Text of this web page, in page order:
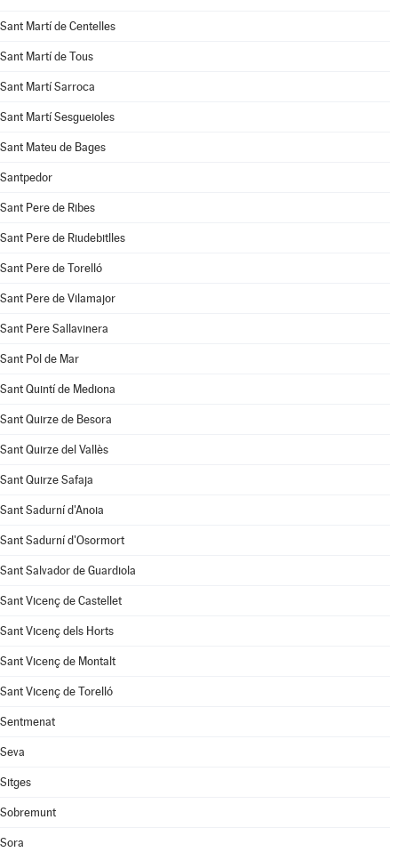
Sant Martí de Centelles
Sant Martí de Tous
Sant Martí Sarroca
Sant Martí Sesgueioles
Sant Mateu de Bages
Santpedor
Sant Pere de Ribes
Sant Pere de Riudebitlles
Sant Pere de Torelló
Sant Pere de Vilamajor
Sant Pere Sallavinera
Sant Pol de Mar
Sant Quintí de Mediona
Sant Quirze de Besora
Sant Quirze del Vallès
Sant Quirze Safaja
Sant Sadurní d'Anoia
Sant Sadurní d'Osormort
Sant Salvador de Guardiola
Sant Vicenç de Castellet
Sant Vicenç dels Horts
Sant Vicenç de Montalt
Sant Vicenç de Torelló
Sentmenat
Seva
Sitges
Sobremunt
Sora